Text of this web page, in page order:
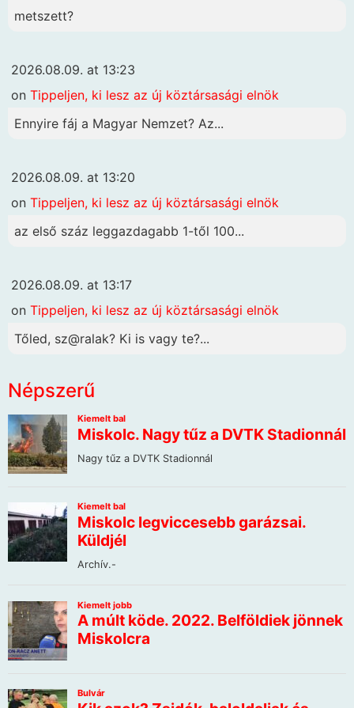
metszett?
2026.08.09. at 13:23
on Tippeljen, ki lesz az új köztársasági elnök
Ennyire fáj a Magyar Nemzet? Az...
2026.08.09. at 13:20
on Tippeljen, ki lesz az új köztársasági elnök
az első száz leggazdagabb 1-től 100...
2026.08.09. at 13:17
on Tippeljen, ki lesz az új köztársasági elnök
Tőled, sz@ralak? Ki is vagy te?...
Népszerű